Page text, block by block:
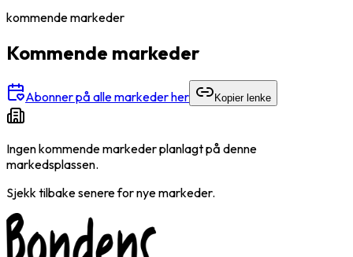
kommendemarkeder
Kommende markeder
Abonner på alle markeder her Kopier lenke
Ingen kommende markeder planlagt på denne
markedsplassen.
Sjekk tilbake senere for nye markeder.